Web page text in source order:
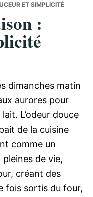
ET SIMPLICITÉ
:
dimanches matin
aurores pour
L’odeur douce
de la cuisine
comme un
de vie,
créant des
fois sortis du four,